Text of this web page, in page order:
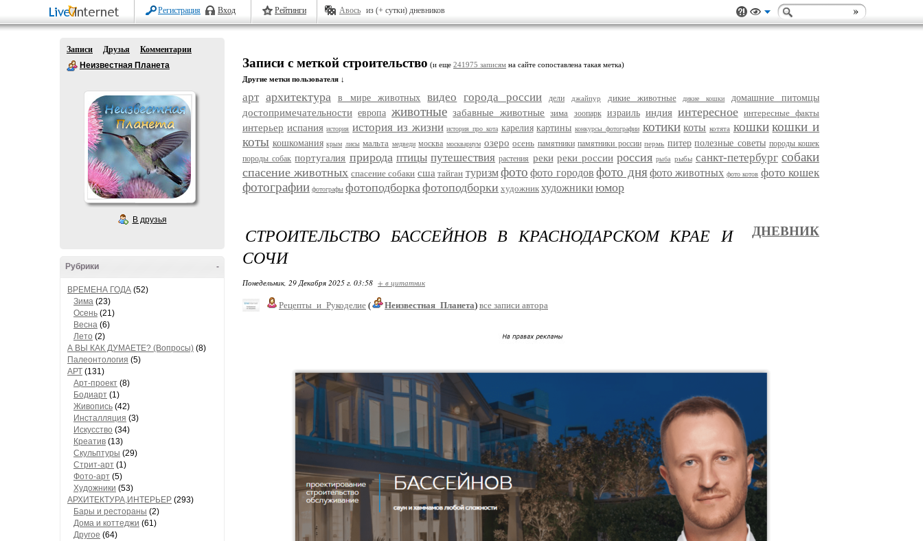
Регистрация Вход Рейтинги Авось из (+ сутки) дневников
Записи Друзья
Комментарии
Неизвестная Планета
В друзья
-
Рубрики
ВРЕМЕНА ГОДА (52)
Зима (23)
Осень (21)
Весна (6)
Лето (2)
А ВЫ КАК ДУМАЕТЕ? (Вопросы) (8)
Палеонтология (5)
АРТ (131)
Арт-проект (8)
Бодиарт (1)
Живопись (42)
Инсталляция (3)
Искусство (34)
Креатив (13)
Скульптуры (29)
Стрит-арт (1)
Фото-арт (5)
Художники (53)
АРХИТЕКТУРА,ИНТЕРЬЕР (293)
Бары и рестораны (2)
Дома и коттеджи (61)
Другое (64)
Записи с меткой строительство (и еще 241975 записям на сайте сопоставлена такая метка)
Другие метки пользователя ↓
арт архитектура в мире животных видео города россии дели джайпур дикие животные дикие кошки домашние питомцы
достопримечательности европа животные забавные животные зима зоопарк израиль индия интересное интересные факты
интерьер испания история история из жизни история про кота карелия картины конкурсы фотографии котики коты котята кошки кошки и
коты кошкомания крым лисы мальта медведи москва москвариум озеро осень памятники памятники россии пермь питер полезные советы породы кошек
породы собак португалия природа птицы путешествия растения реки реки россии россия рыба рыбы санкт-петербург собаки
спасение животных спасение собаки сша тайган туризм фото фото городов фото дня фото животных фото котов фото кошек
фотографии фотографы фотоподборкафотоподборки художник художники юмор
СТРОИТЕЛЬСТВО БАССЕЙНОВ В КРАСНОДАРСКОМ КРАЕ И
СОЧИ
ДНЕВНИК
Понедельник, 29 Декабря 2025 г. 03:58 + в цитатник
Рецепты_и_Рукоделие ( Неизвестная_Планета) все записи автора